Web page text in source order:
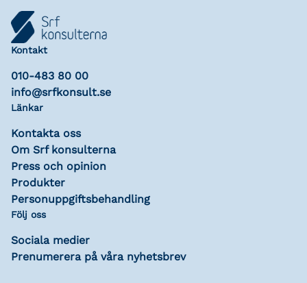
Kontakt
010-483 80 00
info@srfkonsult.se
Länkar
Kontakta oss
Om Srf konsulterna
Press och opinion
Produkter
Personuppgiftsbehandling
Följ oss
Sociala medier
Prenumerera på våra nyhetsbrev